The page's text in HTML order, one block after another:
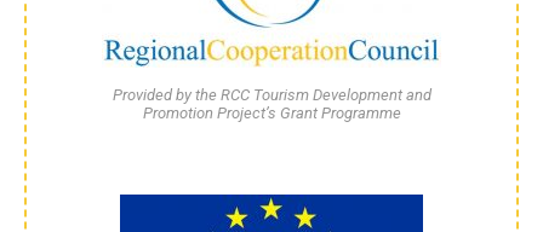
Provided by the RCC Tourism Development and
Promotion Project’s Grant Programme